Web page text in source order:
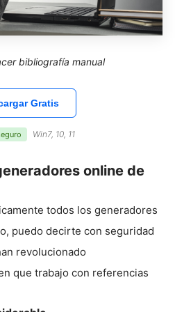
bibliografía manual
Gratis
Win7, 10, 11
online de
todos los generadores
puedo decirte con seguridad
revolucionado
que trabajo con referencias